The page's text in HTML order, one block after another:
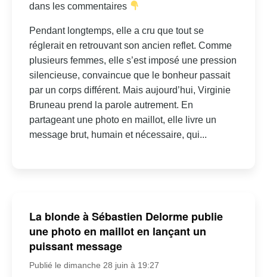
dans les commentaires
Pendant longtemps, elle a cru que tout se
réglerait en retrouvant son ancien reflet. Comme
plusieurs femmes, elle s’est imposé une pression
silencieuse, convaincue que le bonheur passait
par un corps différent. Mais aujourd’hui, Virginie
Bruneau prend la parole autrement. En
partageant une photo en maillot, elle livre un
message brut, humain et nécessaire, qui...
La blonde à Sébastien Delorme publie
une photo en maillot en lançant un
puissant message
Publié le dimanche 28 juin à 19:27